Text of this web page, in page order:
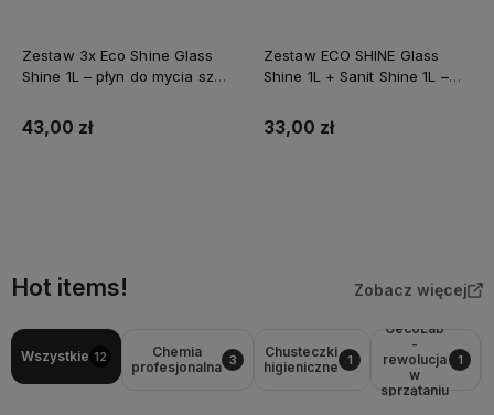
Zestaw 3x Eco Shine Glass
Shine 1L – płyn do mycia szyb
43,00 zł
Zestaw ECO SHINE Glass
Shine 1L + Sanit Shine 1L –
powierzchni w duecie
33,00 zł
Hot items! Zobacz więcej
Wszystkie 12
Chemia
profesjonalna 3
Chusteczki
higieniczne
1
GecoLab
-
rewolucja
w
sprzątaniu
1